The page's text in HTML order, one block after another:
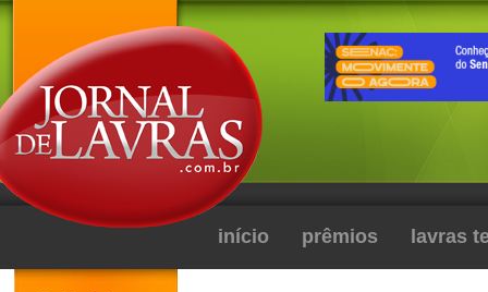
início prêmios lavras